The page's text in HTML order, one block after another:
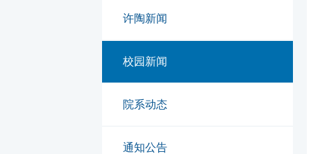
许陶新闻
校园新闻
院系动态
通知公告